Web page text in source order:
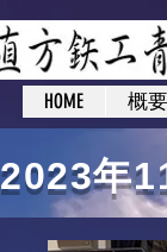
HOME 概要
2023年